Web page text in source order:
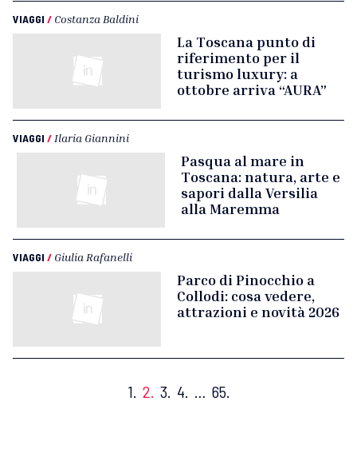
VIAGGI / Costanza Baldini
La Toscana punto di
riferimento per il
turismo luxury: a
ottobre arriva “AURA”
VIAGGI / Ilaria Giannini
Pasqua al mare in
Toscana: natura, arte e
sapori dalla Versilia
alla Maremma
VIAGGI / Giulia Rafanelli
Parco di Pinocchio a
Collodi: cosa vedere,
attrazioni e novità 2026
1. 2. 3. 4. … 65.